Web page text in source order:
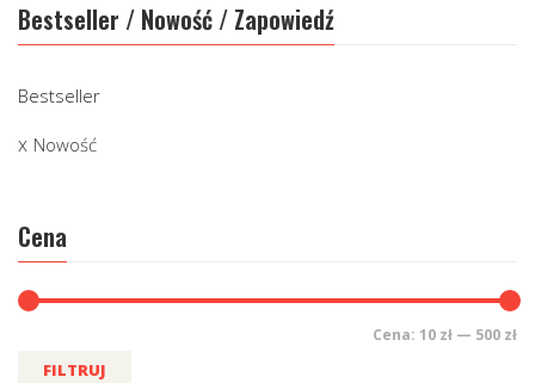
Bestseller / Nowość / Zapowiedź
Bestseller
Nowość
Cena
FILTRUJ
Cena: 10 zł — 500 zł